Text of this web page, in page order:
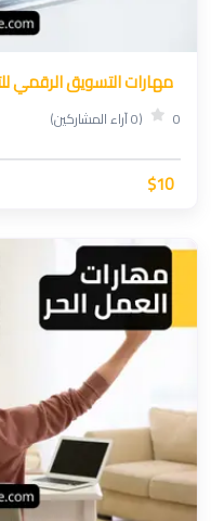
مهارات التسويق الرقمي
0 (0 آراء المشاركين)
$10